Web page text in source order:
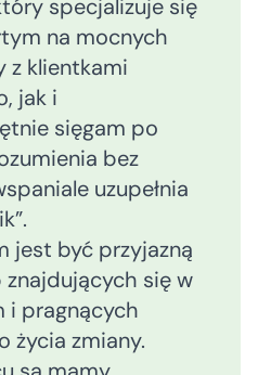
specjalizuje się
na mocnych
z klientkami
jak i
sięgam po
bez
uzupełnia
jest być przyjazną
się w
i pragnących
życia zmiany.